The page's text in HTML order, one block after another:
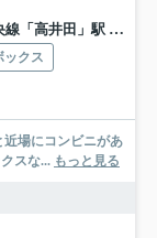
高井田」駅 徒歩19分
ックス
場にコンビニがあ
スな... もっと見る